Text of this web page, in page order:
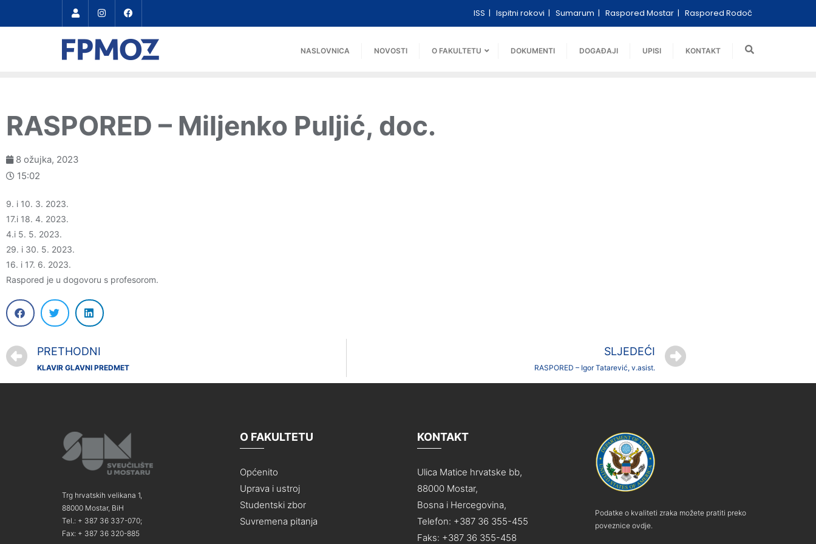
ISS Ispitni rokovi Sumarum Raspored Mostar Raspored Rodoč
NASLOVNICA NOVOSTI O FAKULTETU DOKUMENTI DOGAĐAJI UPISI KONTAKT
RASPORED – Miljenko Puljić, doc.
8 ožujka, 2023
15:02
9. i 10. 3. 2023.
17.i 18. 4. 2023.
4.i 5. 5. 2023.
29. i 30. 5. 2023.
16. i 17. 6. 2023.
Raspored je u dogovoru s profesorom.
PRETHODNI
KLAVIR GLAVNI PREDMET
SLJEDEĆI
RASPORED – Igor Tatarević, v.asist.
Trg hrvatskih velikana 1,
88000 Mostar, BiH
Tel.: + 387 36 337-070;
Fax: + 387 36 320-885
O FAKULTETU
Općenito
Uprava i ustroj
Studentski zbor
Suvremena pitanja
KONTAKT
Ulica Matice hrvatske bb,
88000 Mostar,
Bosna i Hercegovina,
Telefon: +387 36 355-455
Faks: +387 36 355-458
Podatke o kvaliteti zraka možete pratiti preko
poveznice ovdje.